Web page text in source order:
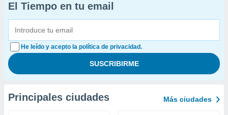
El Tiempo en tu email
He leído y acepto la política de privacidad.
Principales ciudades Más ciudades